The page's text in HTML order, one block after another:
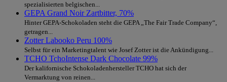
spezialisierten belgischen...
GEPA Grand Noir Zartbitter, 70%
Hinter GEPA-Schokoladen steht die GEPA „The Fair Trade Company“,
getragen...
Zotter Labooko Peru 100%
Selbst für ein Marketingtalent wie Josef Zotter ist die Ankündigung...
TCHO TchoIntense Dark Chocolate 99%
Der kalifornische Schokoladenhersteller TCHO hat sich der
Vermarktung von reinen...